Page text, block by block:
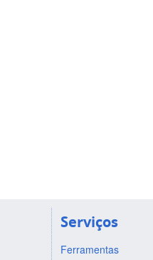
Serviços
Ferramentas